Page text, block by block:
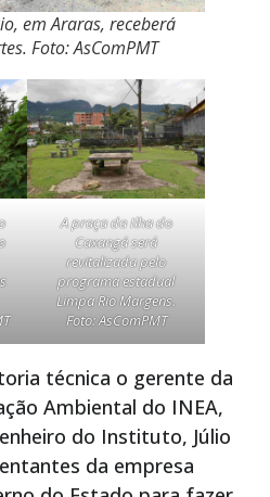
em Araras, receberá
Foto: AsComPMT
A praça da Ilha do
Caxangá será
revitalizada pelo
programa estadual
Limpa Rio Margens.
Foto: AsComPMT
técnica o gerente da
Ambiental do INEA,
do Instituto, Júlio
da empresa